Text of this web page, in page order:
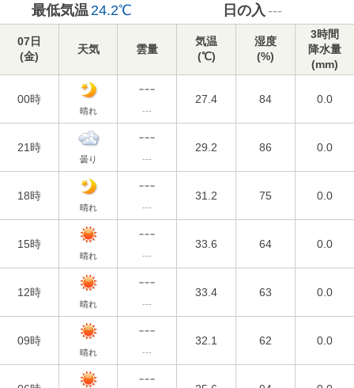
最低気温 24.2℃ 日の入 ---
07日
(金)
天気 雲量
気温
(℃)
湿度
(%)
3時間
降水量
(mm)
00時
晴れ ---
27.4 84 0.0
21時
曇り ---
29.2 86 0.0
18時
晴れ ---
31.2 75 0.0
15時
晴れ ---
33.6 64 0.0
12時
晴れ ---
33.4 63 0.0
09時
晴れ ---
32.1 62 0.0